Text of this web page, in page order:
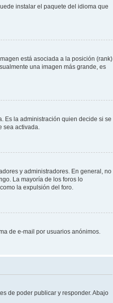
instalar el paquete del idioma que
está asociada a la posición (rank)
una imagen más grande, es
Es la administración quien decide si se
sea activada.
y administradores. En general, no
La mayoría de los foros lo
la expulsión del foro.
de e-mail por usuarios anónimos.
de poder publicar y responder. Abajo